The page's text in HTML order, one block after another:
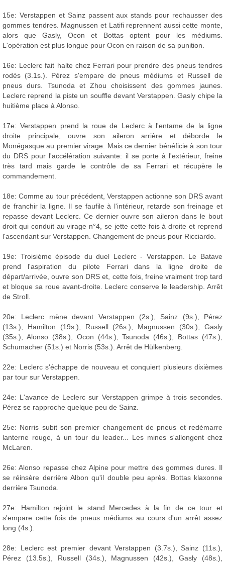
15e: Verstappen et Sainz passent aux stands pour rechausser des
gommes tendres. Magnussen et Latifi reprennent aussi cette monte,
alors que Gasly, Ocon et Bottas optent pour les médiums.
L'opération est plus longue pour Ocon en raison de sa punition.
16e: Leclerc fait halte chez Ferrari pour prendre des pneus tendres
rodés (3.1s.). Pérez s'empare de pneus médiums et Russell de
pneus durs. Tsunoda et Zhou choisissent des gommes jaunes.
Leclerc reprend la piste un souffle devant Verstappen. Gasly chipe la
huitième place à Alonso.
17e: Verstappen prend la roue de Leclerc à l'entame de la ligne
droite principale, ouvre son aileron arrière et déborde le
Monégasque au premier virage. Mais ce dernier bénéficie à son tour
du DRS pour l'accélération suivante: il se porte à l'extérieur, freine
très tard mais garde le contrôle de sa Ferrari et récupère le
commandement.
18e: Comme au tour précédent, Verstappen actionne son DRS avant
de franchir la ligne. Il se faufile à l'intérieur, retarde son freinage et
repasse devant Leclerc. Ce dernier ouvre son aileron dans le bout
droit qui conduit au virage n°4, se jette cette fois à droite et reprend
l'ascendant sur Verstappen. Changement de pneus pour Ricciardo.
19e: Troisième épisode du duel Leclerc - Verstappen. Le Batave
prend l'aspiration du pilote Ferrari dans la ligne droite de
départ/arrivée, ouvre son DRS et, cette fois, freine vraiment trop tard
et bloque sa roue avant-droite. Leclerc conserve le leadership. Arrêt
de Stroll.
20e: Leclerc mène devant Verstappen (2s.), Sainz (9s.), Pérez
(13s.), Hamilton (19s.), Russell (26s.), Magnussen (30s.), Gasly
(35s.), Alonso (38s.), Ocon (44s.), Tsunoda (46s.), Bottas (47s.),
Schumacher (51s.) et Norris (53s.). Arrêt de Hülkenberg.
22e: Leclerc s'échappe de nouveau et conquiert plusieurs dixièmes
par tour sur Verstappen.
24e: L'avance de Leclerc sur Verstappen grimpe à trois secondes.
Pérez se rapproche quelque peu de Sainz.
25e: Norris subit son premier changement de pneus et redémarre
lanterne rouge, à un tour du leader... Les mines s'allongent chez
McLaren.
26e: Alonso repasse chez Alpine pour mettre des gommes dures. Il
se réinsère derrière Albon qu'il double peu après. Bottas klaxonne
derrière Tsunoda.
27e: Hamilton rejoint le stand Mercedes à la fin de ce tour et
s'empare cette fois de pneus médiums au cours d'un arrêt assez
long (4s.).
28e: Leclerc est premier devant Verstappen (3.7s.), Sainz (11s.),
Pérez (13.5s.), Russell (34s.), Magnussen (42s.), Gasly (48s.),